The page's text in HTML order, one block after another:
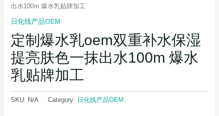
出水100m 爆水乳贴牌加工
日化线产品OEM
定制爆水乳oem双重补水保湿
提亮肤色一抹出水100m 爆水
乳贴牌加工
SKU: N/A Category: 日化线产品OEM